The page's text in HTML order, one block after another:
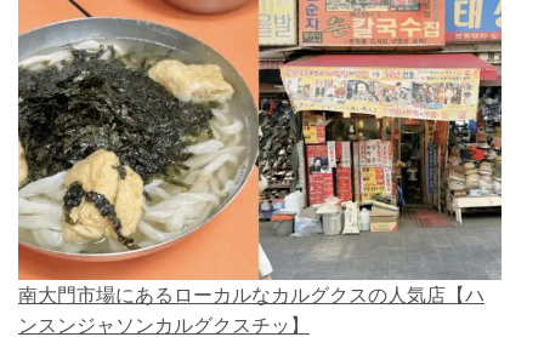
南大門市場にあるローカルなカルグクスの人気店【ハ
ンスンジャソンカルグクスチッ】